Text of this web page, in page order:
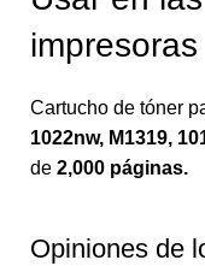
impresoras
Cartucho de tóner
1022nw, M1319,
de 2,000 páginas.
Opiniones de